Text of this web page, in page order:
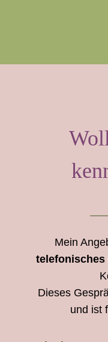
Mein
telefonisches
Dieses
und ist